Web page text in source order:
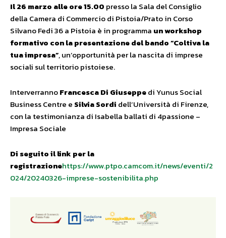
Il 26 marzo alle ore 15.00 presso la Sala del Consiglio
della Camera di Commercio di Pistoia/Prato in Corso
Silvano Fedi 36 a Pistoia è in programma un workshop
formativo con la presentazione del bando “Coltiva la
tua impresa”, un’opportunità per la nascita di imprese
sociali sul territorio pistoiese.
InterverrannoFrancesca Di Giuseppedi Yunus Social
Business Centre e Silvia Sordi dell’Università di Firenze,
con la testimonianza di Isabella ballati di 4passione –
Impresa Sociale
Di seguito il link per la
registrazionehttps://www.ptpo.camcom.it/news/eventi/2
024/20240326-imprese-sostenibilita.php